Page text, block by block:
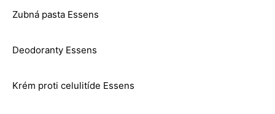
Zubná pasta Essens
Deodoranty Essens
Krém proti celulitíde Essens